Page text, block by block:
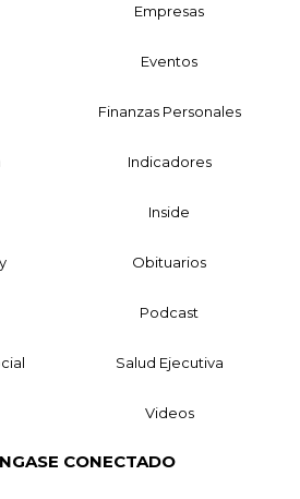
Empresas
Eventos
Finanzas Personales
Indicadores
Inside
Obituarios
Podcast
Salud Ejecutiva
Videos
CONECTADO